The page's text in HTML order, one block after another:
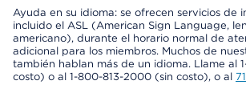
Ayuda en su idioma: se ofrecen servicios de
incluido el ASL (American Sign Language,
americano), durante el horario normal de
adicional para los miembros. Muchos de
también hablan más de un idioma. Llame al
costo) o al 1-800-813-2000 (sin costo), o al